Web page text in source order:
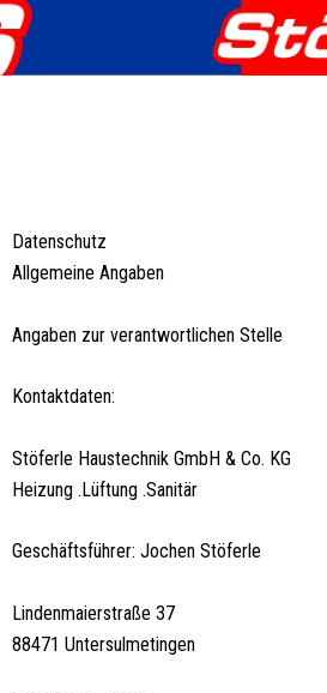
Zum
Inhalt
springen
Datenschutz
Allgemeine Angaben
Angaben zur verantwortlichen Stelle
Kontaktdaten:
Stöferle Haustechnik GmbH & Co. KG
Heizung .Lüftung .Sanitär
Geschäftsführer: Jochen Stöferle
Lindenmaierstraße 37
88471 Untersulmetingen